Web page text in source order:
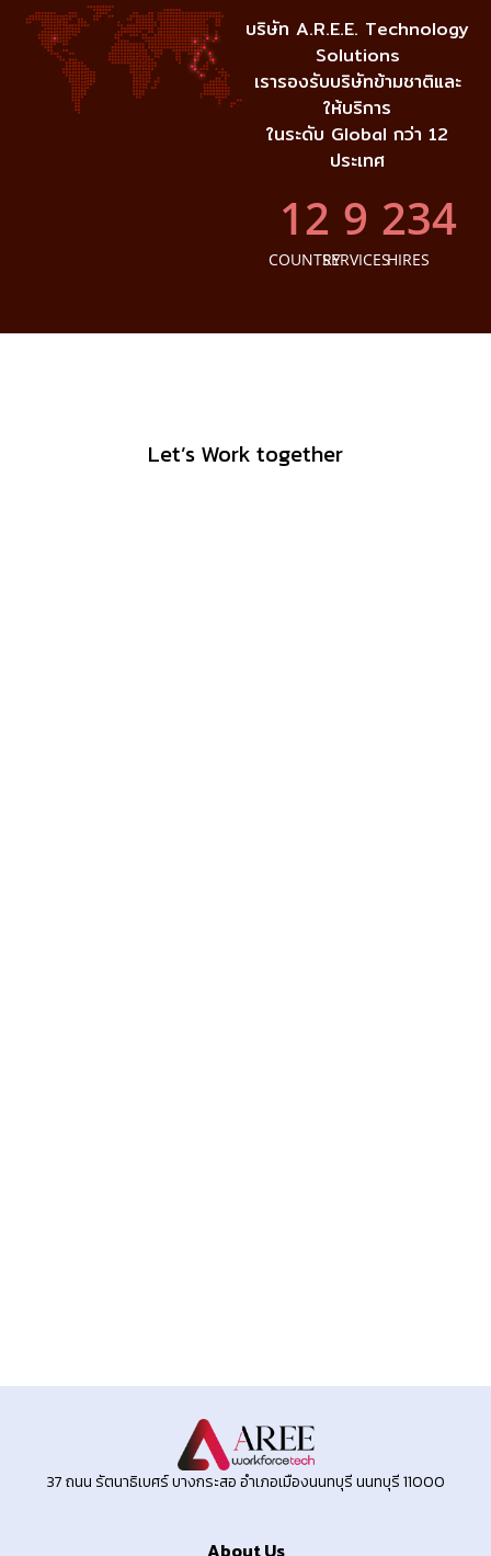
บริษัท A.R.E.E. Technology
Solutions
เรารองรับบริษัทข้ามชาติและ
ให้บริการ
ในระดับ Global กว่า 12
ประเทศ
COUNTRY
12
SERVICES
10
HIRES
235
Let’s Work together
37 ถนน รัตนาธิเบศร์ บางกระสอ อำเภอเมืองนนทบุรี นนทบุรี 11000
About Us